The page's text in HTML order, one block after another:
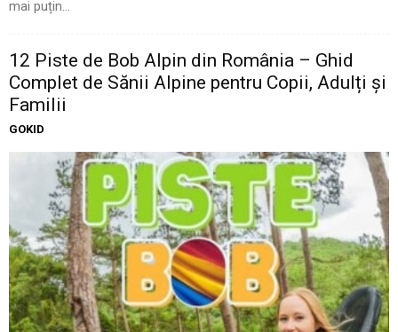
mai puțin...
12 Piste de Bob Alpin din România – Ghid
Complet de Sănii Alpine pentru Copii, Adulți și
Familii
GOKID